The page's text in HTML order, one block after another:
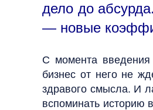
дело до
— новые
С момента введения
бизнес от него не
здравого смысла. И
вспоминать историю